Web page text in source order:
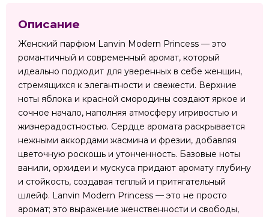
Описание
Женский парфюм Lanvin Modern Princess — это
романтичный и современный аромат, который
идеально подходит для уверенных в себе женщин,
стремящихся к элегантности и свежести. Верхние
ноты яблока и красной смородины создают яркое и
сочное начало, наполняя атмосферу игривостью и
жизнерадостностью. Сердце аромата раскрывается
нежными аккордами жасмина и фрезии, добавляя
цветочную роскошь и утонченность. Базовые ноты
ванили, орхидеи и мускуса придают аромату глубину
и стойкость, создавая теплый и притягательный
шлейф. Lanvin Modern Princess — это не просто
аромат; это выражение женственности и свободы,